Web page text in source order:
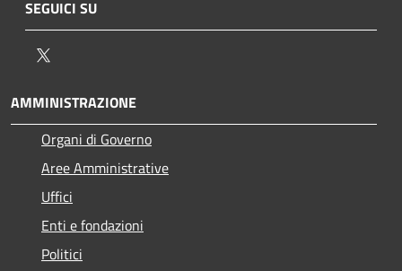
SEGUICI SU
AMMINISTRAZIONE
Organi di Governo
Aree Amministrative
Uffici
Enti e fondazioni
Politici